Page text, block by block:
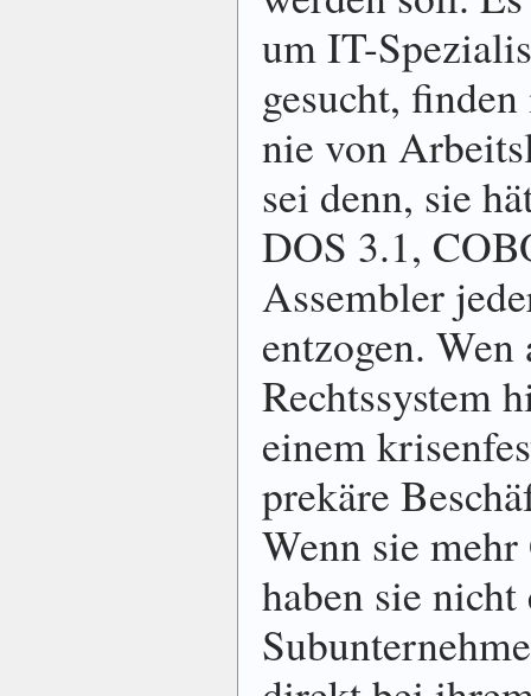
um IT-
gesucht,
nie von
sei denn, sie
DOS 3.1,
Assembler
entzogen.
Rechtssystem
einem
prekäre
Wenn sie
haben sie